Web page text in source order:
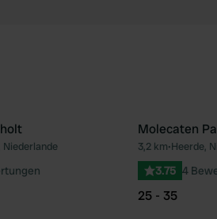
Favorit
Niederlande
Molecaten
3,2 km•Heerde,
3.75 4
25 - 35